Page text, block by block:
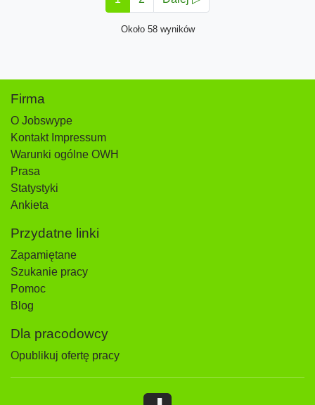
Około 58 wyników
Firma
O Jobswype
Kontakt Impressum
Warunki ogólne OWH
Prasa
Statystyki
Ankieta
Przydatne linki
Zapamiętane
Szukanie pracy
Pomoc
Blog
Dla pracodowcy
Opublikuj ofertę pracy